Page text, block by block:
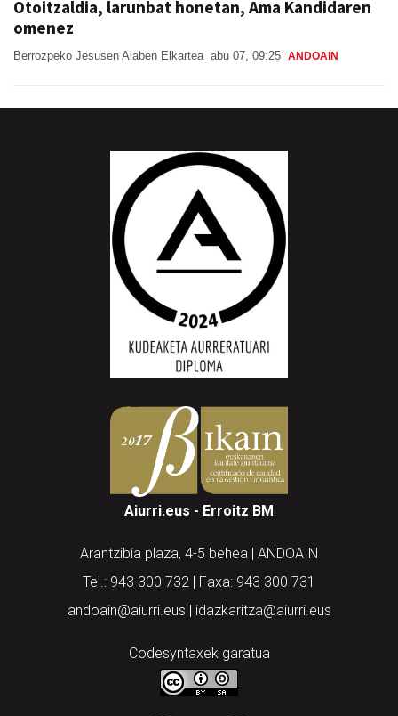
Otoitzaldia, larunbat honetan, Ama Kandidaren
omenez
Berrozpeko Jesusen Alaben Elkartea abu 07, 09:25 ANDOAIN
Aiurri.eus - Erroitz BM
Arantzibia plaza, 4-5 behea | ANDOAIN
Tel.: 943 300 732 | Faxa: 943 300 731
andoain@aiurri.eus | idazkaritza@aiurri.eus
Codesyntaxek garatua